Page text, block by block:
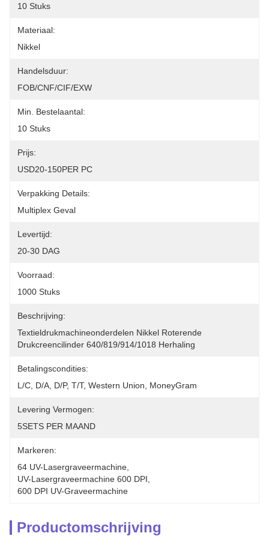
10 Stuks
Materiaal:
Nikkel
Handelsduur:
FOB/CNF/CIF/EXW
Min. Bestelaantal:
10 Stuks
Prijs:
USD20-150PER PC
Verpakking Details:
Multiplex Geval
Levertijd:
20-30 DAG
Voorraad:
1000 Stuks
Beschrijving:
Textieldrukmachineonderdelen Nikkel Roterende
Drukcreencilinder 640/819/914/1018 Herhaling
Betalingscondities:
L/C, D/A, D/P, T/T, Western Union, MoneyGram
Levering Vermogen:
5SETS PER MAAND
Markeren:
64 UV-Lasergraveermachine
UV-Lasergraveermachine 600 DPI
600 DPI UV-Graveermachine
Productomschrijving